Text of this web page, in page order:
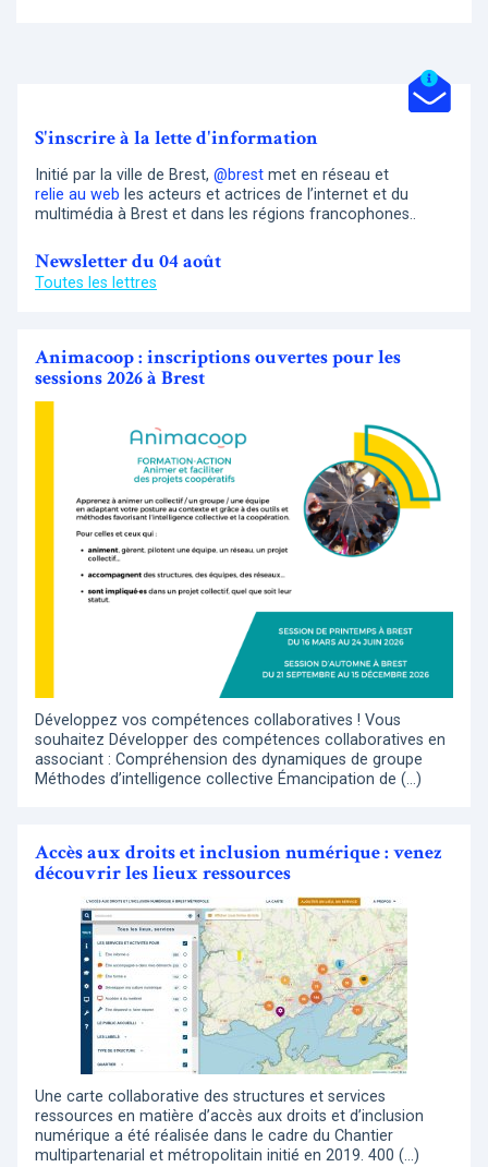
S'inscrire à la lette d'information
Initié par la ville de Brest, @brest met en réseau et
relie au web les acteurs et actrices de l’internet et du
multimédia à Brest et dans les régions francophones..
Newsletter du 04 août
Toutes les lettres
Animacoop : inscriptions ouvertes pour les
sessions 2026 à Brest
Développez vos compétences collaboratives ! Vous
souhaitez Développer des compétences collaboratives en
associant : Compréhension des dynamiques de groupe
Méthodes d’intelligence collective Émancipation de (…)
Accès aux droits et inclusion numérique : venez
découvrir les lieux ressources
Une carte collaborative des structures et services
ressources en matière d’accès aux droits et d’inclusion
numérique a été réalisée dans le cadre du Chantier
multipartenarial et métropolitain initié en 2019. 400 (…)